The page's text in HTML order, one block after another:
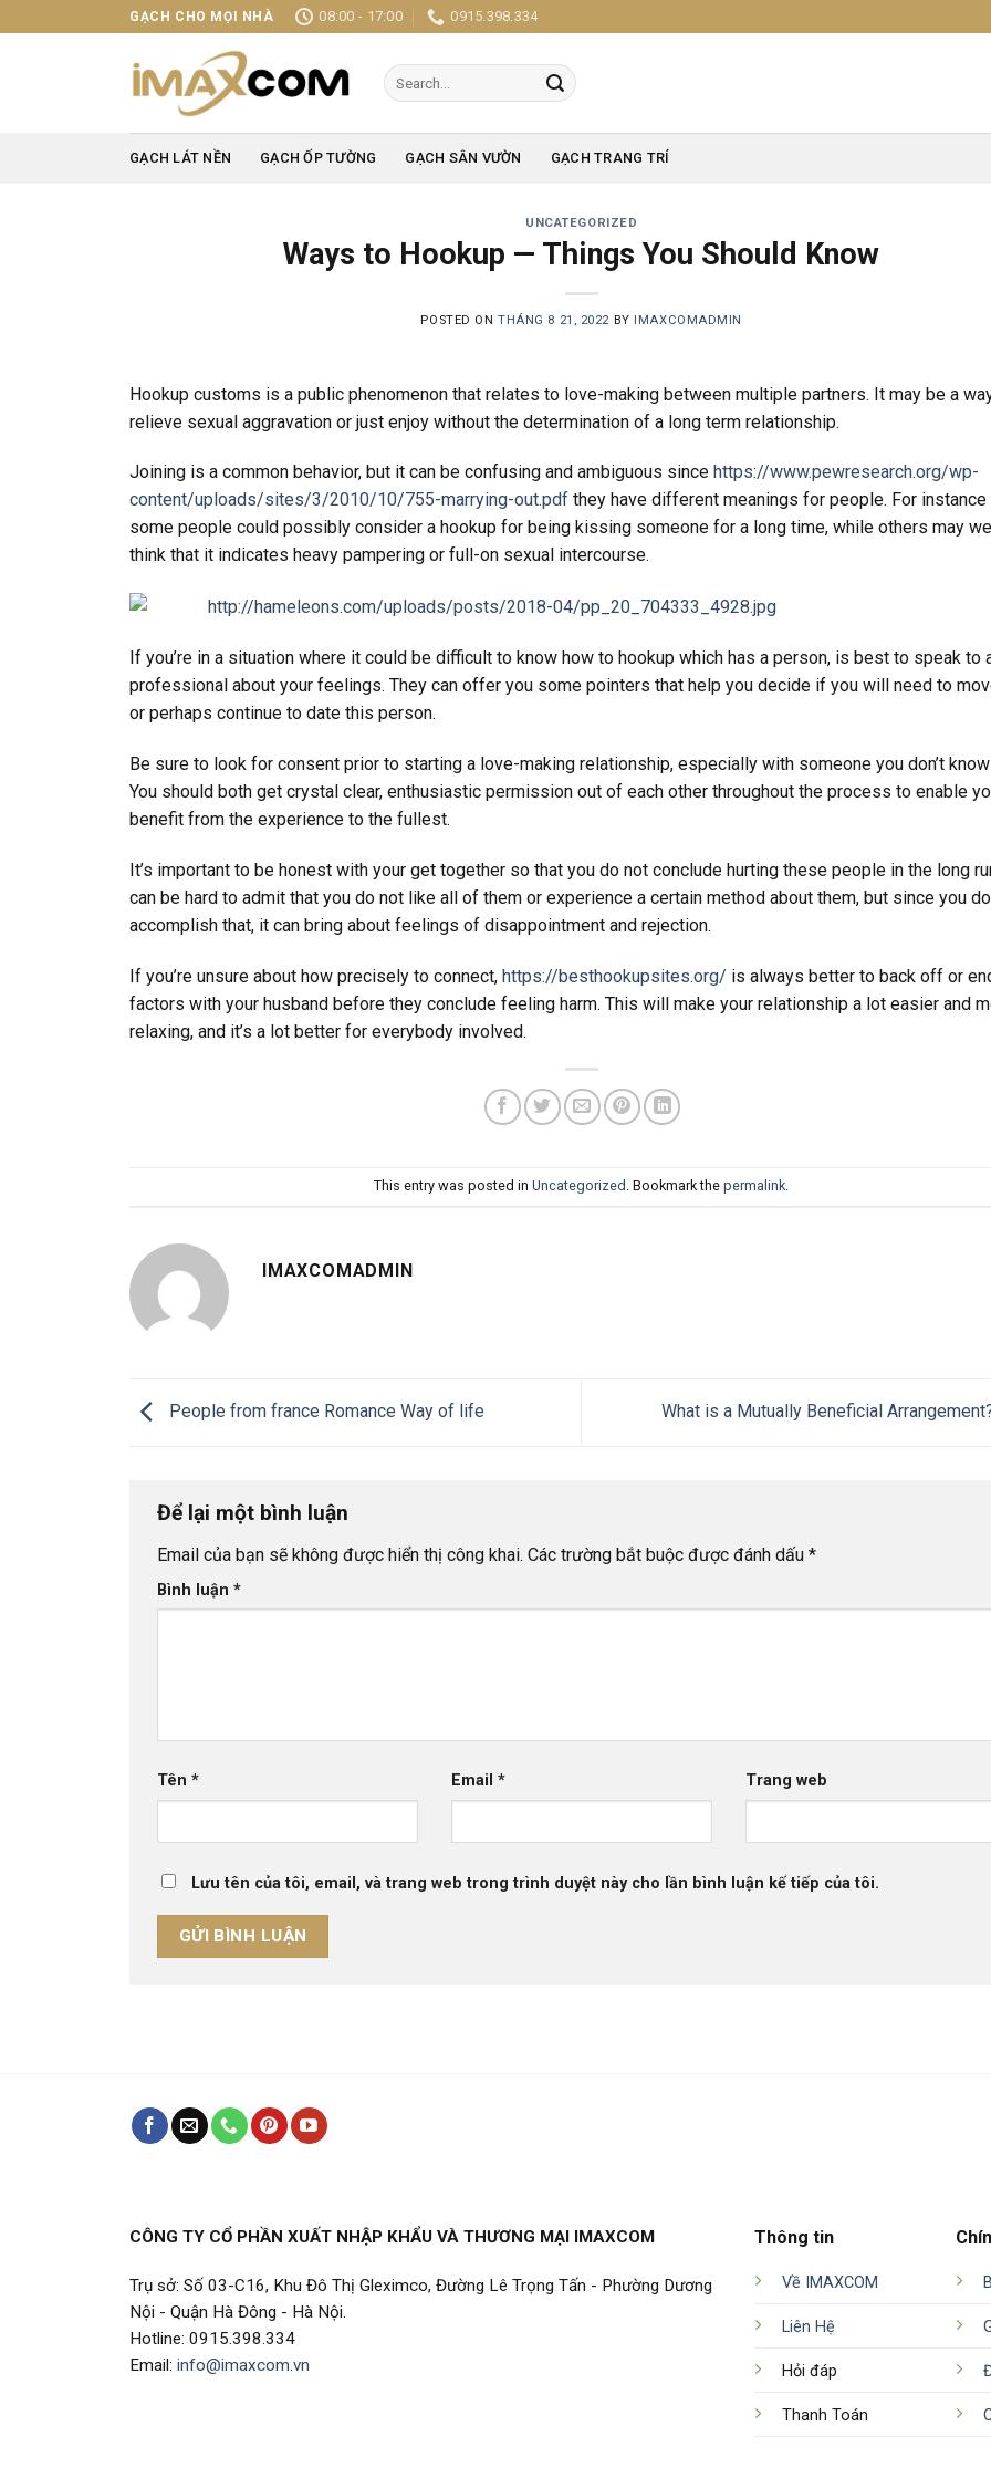
to
GẠCH CHO MỌI NHÀ 08:00 - 17:00 0915.398.334
Search
for:
GẠCH LÁT NỀN GẠCH ỐP TƯỜNG GẠCH SÂN VƯỜN GẠCH TRANG TRÍ
UNCATEGORIZED
Ways to Hookup — Things You Should Know
POSTED ONTHÁNG 8 21, 2022 BY IMAXCOMADMIN
Hookup customs is a public phenomenon that relates to love-making between multiple partners. It may be a
relieve sexual aggravation or just enjoy without the determination of a long term relationship.
Joining is a common behavior, but it can be confusing and ambiguous since https://www.pewresearch.org/wp-
content/uploads/sites/3/2010/10/755-marrying-out.pdf they have different meanings for people. For instance
some people could possibly consider a hookup for being kissing someone for a long time, while others may well
think that it indicates heavy pampering or full-on sexual intercourse.
If you’re in a situation where it could be difficult to know how to hookup which has a person, is best to speak to
professional about your feelings. They can offer you some pointers that help you decide if you will need to
or perhaps continue to date this person.
Be sure to look for consent prior to starting a love-making relationship, especially with someone you don’t
You should both get crystal clear, enthusiastic permission out of each other throughout the process to enable
benefit from the experience to the fullest.
It’s important to be honest with your get together so that you do not conclude hurting these people in the long
can be hard to admit that you do not like all of them or experience a certain method about them, but since you
accomplish that, it can bring about feelings of disappointment and rejection.
If you’re unsure about how precisely to connect, https://besthookupsites.org/ is always better to back off or
factors with your husband before they conclude feeling harm. This will make your relationship a lot easier and
relaxing, and it’s a lot better for everybody involved.
This entry was posted inUncategorized . Bookmark thepermalink
IMAXCOMADMIN
People from france Romance Way of life What is a Mutually Beneficial
Để lại một bình luận
Email của bạn sẽ không được hiển thị công khai. Các trường bắt buộc được đánh dấu *
Bình luận *
Tên * Email * Trang web
Lưu tên của tôi, email, và trang web trong trình duyệt này cho lần bình luận kế tiếp của tôi.
CÔNG TY CỔ PHẦN XUẤT NHẬP KHẨU VÀ THƯƠNG MẠI IMAXCOM
Trụ sở: Số 03-C16, Khu Đô Thị Gleximco, Đường Lê Trọng Tấn - Phường Dương
Nội - Quận Hà Đông - Hà Nội.
Hotline: 0915.398.334
Email: info@imaxcom.vn
Thông tin
Về IMAXCOM
Liên Hệ
Hỏi đáp
Thanh Toán